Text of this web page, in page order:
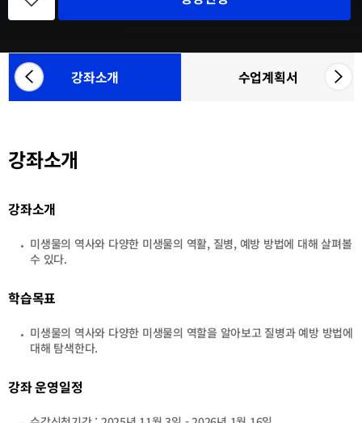
좌
등
좌
카
테
리
록
이
동
록
이
강좌소개 수업계획서
참
목
록
강좌소개
강좌소개
미생물의 역사와 다양한 미생물의 역활, 질병, 예방 방법에 대해 살펴볼
수 있다.
학습목표
미생물의 역사와 다양한 미생물의 역할을 알아보고 질병과 예방 방법에
대해 탐색한다.
강좌 운영일정